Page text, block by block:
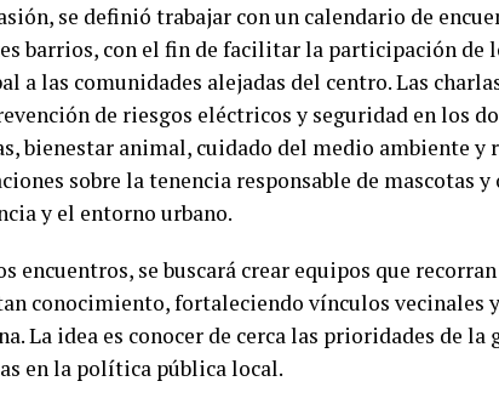
se definió trabajar con un calendario de
barrios, con el fin de facilitar la participación de
a las comunidades alejadas del centro. Las
de riesgos eléctricos y seguridad en los
bienestar animal, cuidado del medio ambiente y
sobre la tenencia responsable de mascotas
y el entorno urbano.
encuentros, se buscará crear equipos que
conocimiento, fortaleciendo vínculos vecinales
La idea es conocer de cerca las prioridades de la
en la política pública local.